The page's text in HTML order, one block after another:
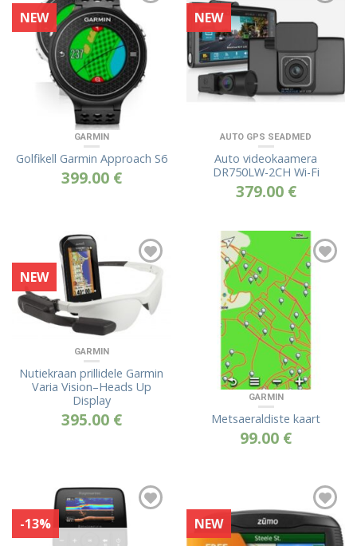
GARMIN
Golfikell Garmin Approach S6
399.00 €
NEW
AUTO GPS SEADMED
Auto videokaamera
DR750LW-2CH Wi-Fi
379.00 €
NEW
GARMIN
Nutiekraan prillidele Garmin
Varia Vision–Heads Up
Display
395.00 €
NEW
GARMIN
Metsaeraldiste kaart
99.00 €
-13% NEW